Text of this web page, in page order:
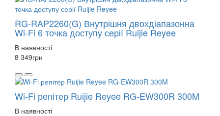
RG-RAP2260(G) Внутрішня двохдіапазонна
Wi-Fi 6 точка доступу серії Ruijie Reyee
В наявності
8 349грн
Wi-Fi репітер Ruijie Reyee RG-EW300R 300M
В наявності